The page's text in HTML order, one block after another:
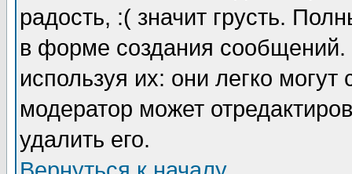
радость, :( значит грусть.
в форме создания сообщений.
используя их: они легко
модератор может
удалить его.